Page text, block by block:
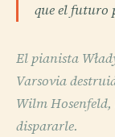
que el futuro
El pianista
Varsovia
Wilm
dispararle.